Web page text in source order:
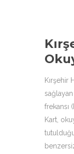
Kırşehir
frekansı
Kart,